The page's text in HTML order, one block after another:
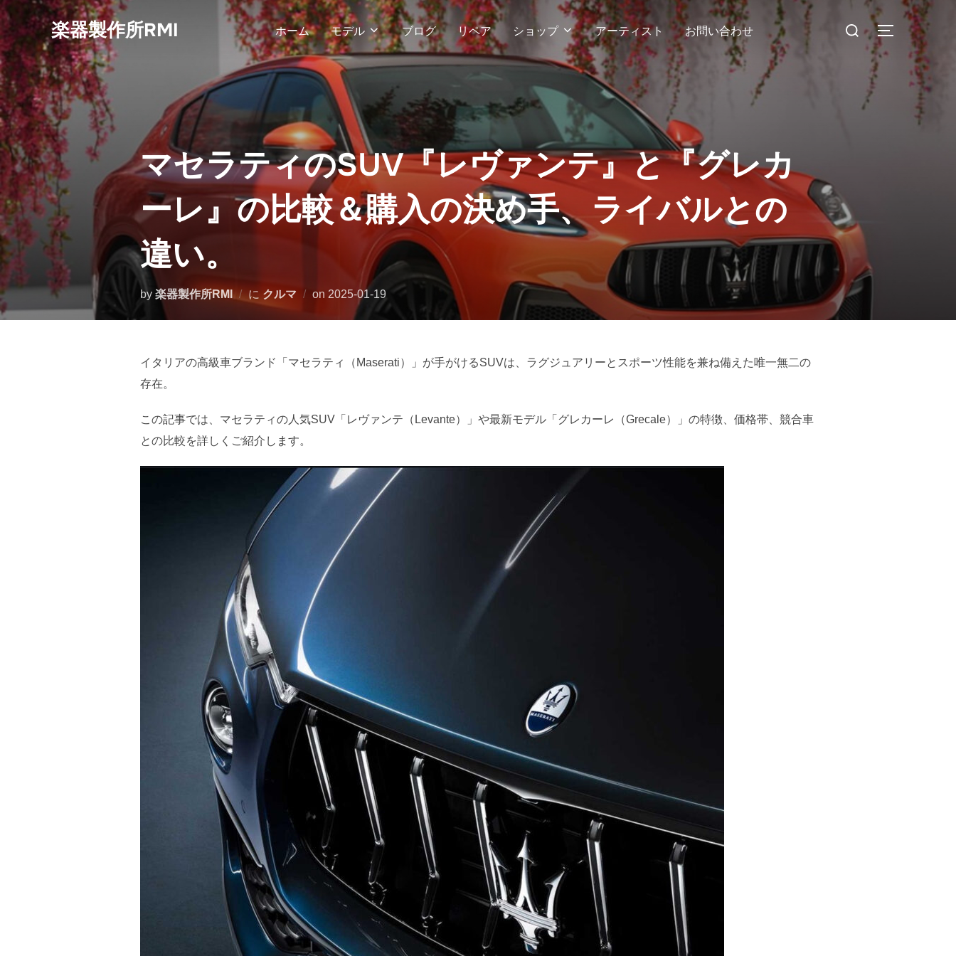
コ
ン
テ
ン
ツ
へ
ス
キ
ッ
プ
楽器製作所RMI ホーム モデル ブログ リペア ショップ アーティスト お問い合わせ
検
サイドバー
マセラティのSUV『レヴァンテ』と『グレカ
ーレ』の比較＆購入の決め手、ライバルとの
違い。
by 楽器製作所RMI に クルマ on 投
2025-01-19
イタリアの高級車ブランド「マセラティ（Maserati）」が手がけるSUVは、ラグジュアリーとスポーツ性能を兼ね備えた唯一無二の
存在。
この記事では、マセラティの人気SUV「レヴァンテ（Levante）」や最新モデル「グレカーレ（Grecale）」の特徴、価格帯、競合車
との比較を詳しくご紹介します。